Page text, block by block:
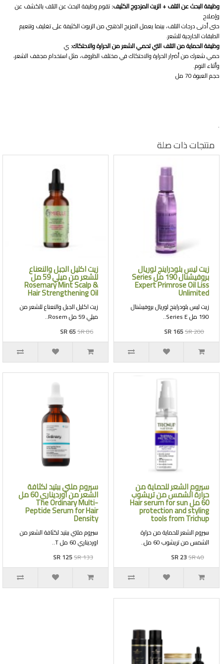
وظيفة البحث عن التلف + الزيت المزدوج الكثيف:تقوم وظيفة البحث عن التلف بالكشف عن
وإصلاح
حتى أدنى درجات التلف، بينما يعمل المزيج الذهبي من الزيوت الكثيفة على تغليف وتنعيم
الطبقات الخارجية للشعر.
وظيفة الحماية من التلف التي تحمي الشعر من الحرارة والاحتكاك: ي
حمي شعرك من أضرار الحرارة والاحتكاك في مختلف الظروف، مثل استخدام مجفف الشعر،
وأثناء النوم.
حجم العبوة 70 مل
.
منتجات ذات صلة
زيت ليس بلودراينج لوريال
بروفيشنال 190 مل Series
Expert Primrose Oil Liss
Unlimited
زيت ليس بلودراينج لوريال بروفيشنال
190 مل Series E..
SR 165SR 200
زيت اكليل الجبل والنعناع
للشعر من ميلي 59 مل
Rosemary Mint Scalp &
Hair Strengthening Oil
زيت اكليل الجبل والنعناع للشعر من
ميلي 59 مل Rosem..
SR 65SR 86
سيروم الشعر للحماية من
حرارة الشمس من تريشوب
60 مل Hair serum for sun
protection and styling
tools from Trichup
سيروم الشعر للحماية من حرارة
الشمس من تريشوب 60 مل..
SR 23SR 40
سيروم ملتي ببتيد لكثافة
الشعر من اورديناري 60 مل
The Ordinary Multi-
Peptide Serum for Hair
Density
سيروم ملتي ببتيد لكثافة الشعر من
اورديناري 60 مل T..
SR 125SR 133